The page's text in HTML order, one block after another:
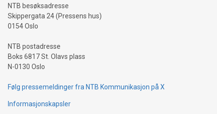
NTB besøksadresse
Skippergata 24 (Pressens hus)
0154 Oslo
NTB postadresse
Boks 6817 St. Olavs plass
N-0130 Oslo
Følg pressemeldinger fra NTB Kommunikasjon på X
Informasjonskapsler